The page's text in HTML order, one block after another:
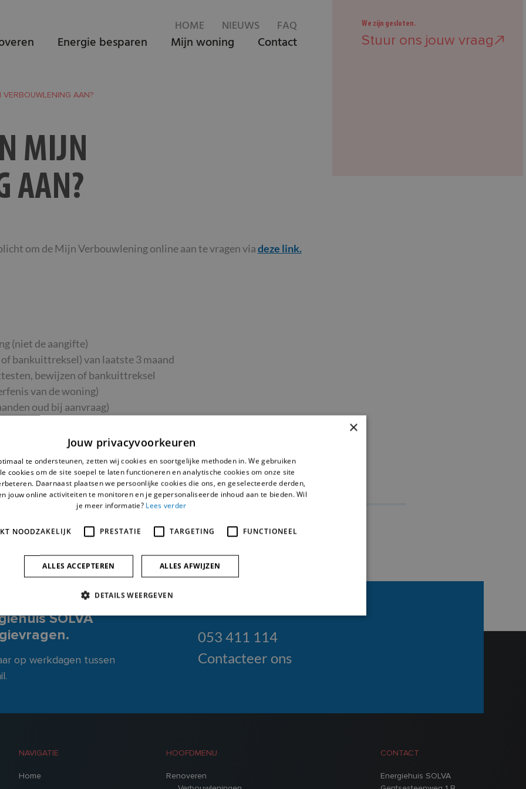
HOME NIEUWS FAQ
Energie besparen Mijn woning Contact
We zijn gesloten.
Stuur ons jouw vraag
AAN?
MIJN
AAN?
om de Mijn Verbouwlening online aan te vragen viadeze link.
(niet de aangifte)
bankuittreksel) van laatste 3 maand
bewijzen of bankuittreksel
van de woning)
oud bij aanvraag)
en evt. aardgas)
of intentieverklaring
SOLVA
op werkdagen tussen
053 411 114
Contacteer ons
NAVIGATIE
Home
HOOFDMENU
Renoveren
CONTACT
Energiehuis SOLVA
×
Jouw privacyvoorkeuren
te ondersteunen, zetten wij cookies en soortgelijke methoden in. We gebruiken
cookies om de site soepel te laten functioneren en analytische cookies om onze site
Daarnaast plaatsen we persoonlijke cookies die ons, en geselecteerde derden,
jouw online activiteiten te monitoren en je gepersonaliseerde inhoud aan te bieden. Wil
je meer informatie? Lees verder
NOODZAKELIJK PRESTATIE TARGETING FUNCTIONEEL
ALLES ACCEPTEREN ALLES AFWIJZEN
DETAILS WEERGEVEN